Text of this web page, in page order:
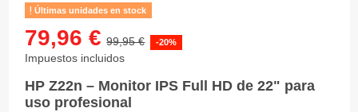
Últimas unidades en stock
79,96 € 99,95 € -20%
Impuestos incluidos
HP Z22n – Monitor IPS Full HD de 22" para
uso profesional